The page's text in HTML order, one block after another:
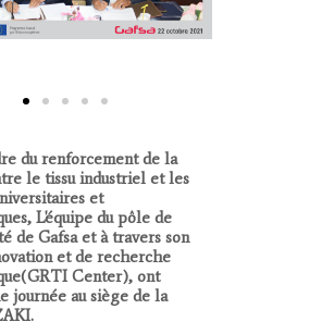
du renforcement de la
le tissu industriel et les
et
L'équipe du pôle de
de Gafsa et à travers son
et de recherche
Center), ont
journée au siège de la